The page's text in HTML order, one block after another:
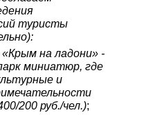
туристы
«Крым на ладони» -
миниатюр, где
и
200 руб./чел.);